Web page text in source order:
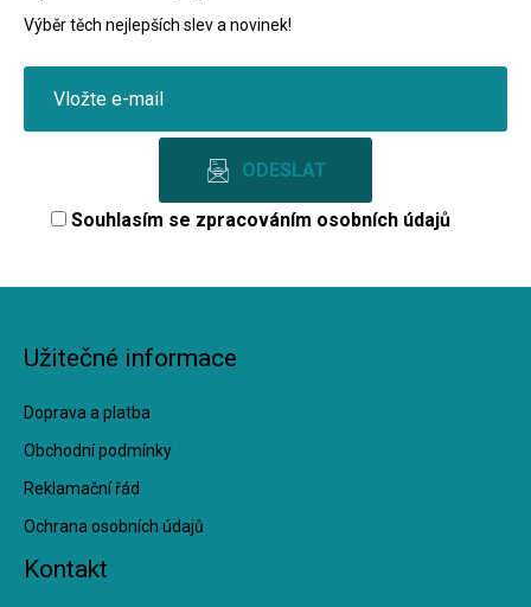
Výběr těch nejlepších slev a novinek!
Souhlasím se zpracováním osobních údajů
Užitečné informace
Doprava a platba
Obchodní podmínky
Reklamační řád
Ochrana osobních údajů
Kontakt